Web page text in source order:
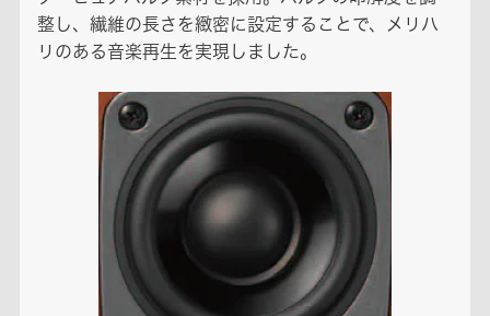
整し、繊維の長さを緻密に設定することで、メリハ
リのある音楽再生を実現しました。